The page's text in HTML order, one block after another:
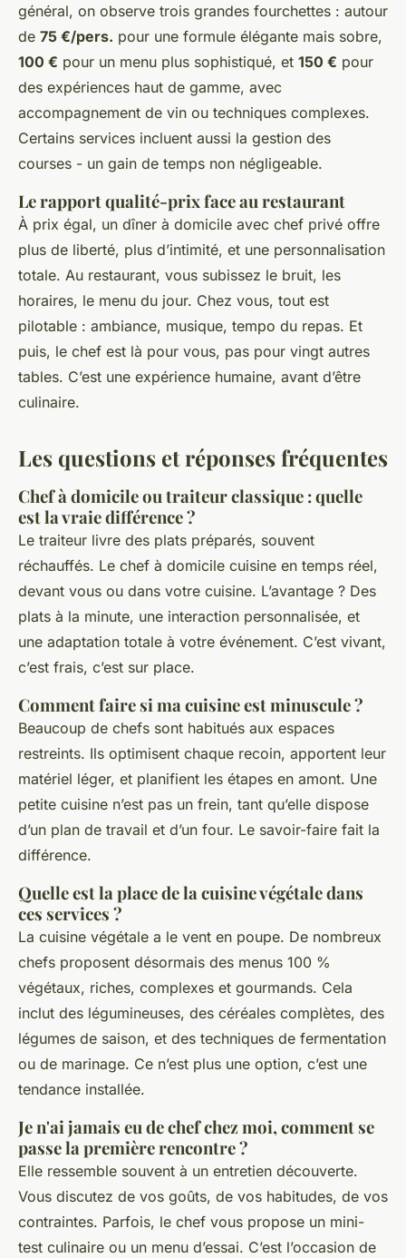
général, on observe trois grandes fourchettes : autour
de 75 €/pers. pour une formule élégante mais sobre,
100 € pour un menu plus sophistiqué, et 150 € pour
des expériences haut de gamme, avec
accompagnement de vin ou techniques complexes.
Certains services incluent aussi la gestion des
courses - un gain de temps non négligeable.
Le rapport qualité-prix face au restaurant
À prix égal, un dîner à domicile avec chef privé offre
plus de liberté, plus d’intimité, et une personnalisation
totale. Au restaurant, vous subissez le bruit, les
horaires, le menu du jour. Chez vous, tout est
pilotable : ambiance, musique, tempo du repas. Et
puis, le chef est là pour vous, pas pour vingt autres
tables. C’est une expérience humaine, avant d’être
culinaire.
Les questions et réponses fréquentes
Chef à domicile ou traiteur classique : quelle
est la vraie différence ?
Le traiteur livre des plats préparés, souvent
réchauffés. Le chef à domicile cuisine en temps réel,
devant vous ou dans votre cuisine. L’avantage ? Des
plats à la minute, une interaction personnalisée, et
une adaptation totale à votre événement. C’est vivant,
c’est frais, c’est sur place.
Comment faire si ma cuisine est minuscule ?
Beaucoup de chefs sont habitués aux espaces
restreints. Ils optimisent chaque recoin, apportent leur
matériel léger, et planifient les étapes en amont. Une
petite cuisine n’est pas un frein, tant qu’elle dispose
d’un plan de travail et d’un four. Le savoir-faire fait la
différence.
Quelle est la place de la cuisine végétale dans
ces services ?
La cuisine végétale a le vent en poupe. De nombreux
chefs proposent désormais des menus 100 %
végétaux, riches, complexes et gourmands. Cela
inclut des légumineuses, des céréales complètes, des
légumes de saison, et des techniques de fermentation
ou de marinage. Ce n’est plus une option, c’est une
tendance installée.
Je n'ai jamais eu de chef chez moi, comment se
passe la première rencontre ?
Elle ressemble souvent à un entretien découverte.
Vous discutez de vos goûts, de vos habitudes, de vos
contraintes. Parfois, le chef vous propose un mini-
test culinaire ou un menu d’essai. C’est l’occasion de